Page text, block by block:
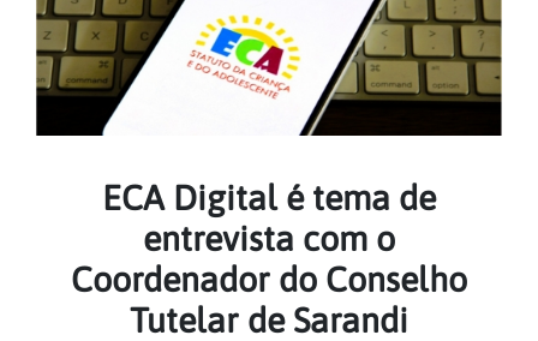
ECA Digital é tema de
entrevista com o
Coordenador do Conselho
Tutelar de Sarandi